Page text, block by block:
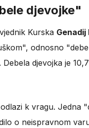
djevojke"
Kurska Genadij
odnosno
djevojka je
k vragu. Jedna
o neispravnom